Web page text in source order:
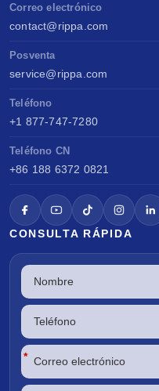
Correo electrónico
contact@rippa.com
Posventa
service@rippa.com
Teléfono
+1 877-747-7280
Teléfono CN
+86 188 6372 0821
CONSULTA RÁPIDA
*